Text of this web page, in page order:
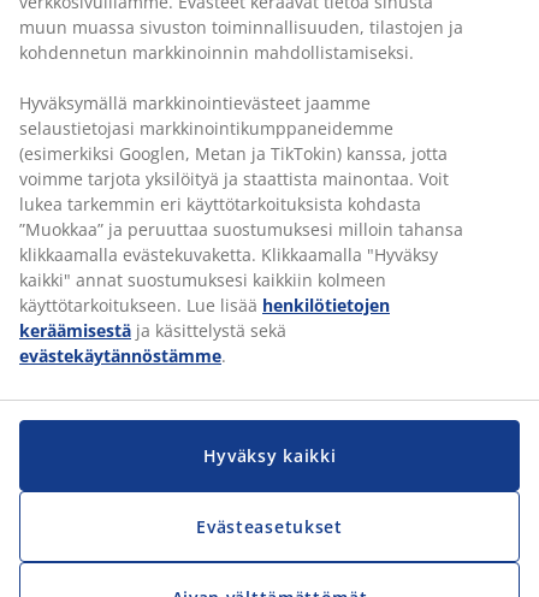
OTA YHTEYTTÄ
JYSK
Pakkalankuja 6
01510 Vantaa
Yleiset ehdot - Työnhakijat
muun muassa sivuston toiminnallisuuden, tilastojen ja
kohdennetun markkinoinnin mahdollistamiseksi.
Hyväksymällä markkinointievästeet jaamme
selaustietojasi markkinointikumppaneidemme
(esimerkiksi Googlen, Metan ja TikTokin) kanssa, jotta
voimme tarjota yksilöityä ja staattista mainontaa. Voit
lukea tarkemmin eri käyttötarkoituksista kohdasta
”Muokkaa” ja peruuttaa suostumuksesi milloin tahansa
klikkaamalla evästekuvaketta. Klikkaamalla "Hyväksy
kaikki" annat suostumuksesi kaikkiin kolmeen
käyttötarkoitukseen. Lue lisää henkilötietojen
keräämisestä ja käsittelystä sekä
evästekäytännöstämme.
Hyväksy kaikki
Evästeasetukset